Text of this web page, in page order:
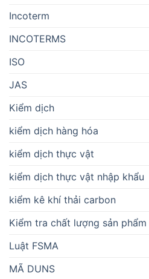
Incoterm
INCOTERMS
ISO
JAS
Kiểm dịch
kiểm dịch hàng hóa
kiểm dịch thực vật
kiểm dịch thực vật nhập khẩu
kiểm kê khí thải carbon
Kiểm tra chất lượng sản phẩm
Luật FSMA
MÃ DUNS